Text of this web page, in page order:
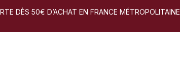
DÈS 50€ D’ACHAT EN FRANCE MÉTROPOLITAINE